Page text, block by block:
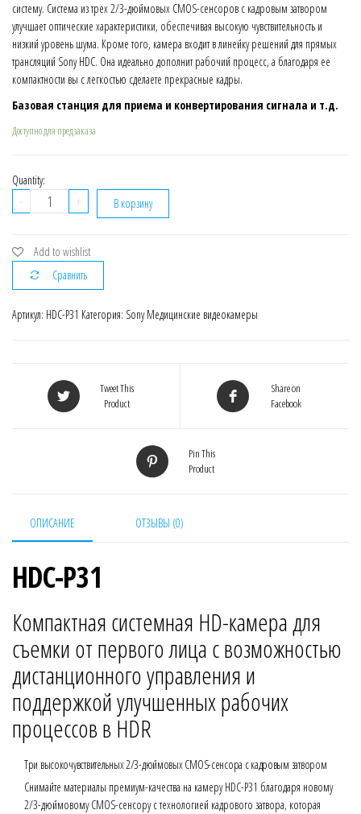
систему. Система из трех 2/3-дюймовых CMOS-сенсоров с кадровым затвором
улучшает оптические характеристики, обеспечивая высокую чувствительность и
низкий уровень шума. Кроме того, камера входит в линейку решений для прямых
трансляций Sony HDC. Она идеально дополнит рабочий процесс, а благодаря ее
компактности вы с легкостью сделаете прекрасные кадры.
Базовая станция для приема и конвертирования сигнала и т.д.
Доступно для предзаказа
Quantity:
-
Количество
HDC-
Компактная
системная
HD-
+ В корзину
Add to wishlist
Сравнить
Артикул: HDC-P31 Категория: Sony Медицинские видеокамеры
Tweet This
Product
Share on
Facebook
Pin This
Product
ОПИСАНИЕ ОТЗЫВЫ (0)
HDC-P31
Компактная системная HD-камера для
съемки от первого лица с возможностью
дистанционного управления и
поддержкой улучшенных рабочих
процессов в HDR
Три высокочувствительных 2/3-дюймовых CMOS-сенсора с кадровым затвором
Снимайте материалы премиум-качества на камеру HDC-P31 благодаря новому
2/3-дюймовому CMOS-сенсору с технологией кадрового затвора, которая